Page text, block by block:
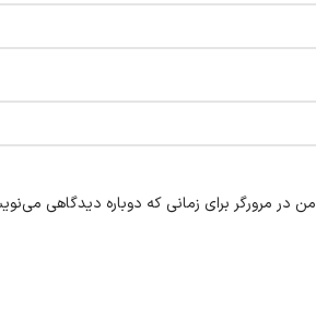
در مرورگر برای زمانی که دوباره دیدگاهی